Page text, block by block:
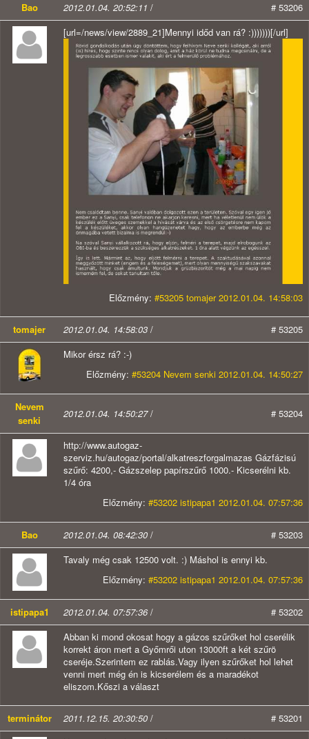
Bao 2012.01.04. 20:52:11 /
# 53206
[url=/news/view/2889_21]Mennyi időd van rá? :)))))))[/url]
Előzmény: #53205 tomajer 2012.01.04. 14:58:03
tomajer 2012.01.04. 14:58:03 /
# 53205
Mikor érsz rá? :-)
Előzmény: #53204 Nevem senki 2012.01.04. 14:50:27
Nevem
senki
2012.01.04. 14:50:27/ # 53204
http://www.autogaz-
szerviz.hu/autogaz/portal/alkatreszforgalmazas Gázfázisú
szűrő: 4200,- Gázszelep papírszűrő 1000.- Kicserélni kb.
1/4 óra
Előzmény: #53202 istipapa1 2012.01.04. 07:57:36
Bao 2012.01.04. 08:42:30 /
# 53203
Tavaly még csak 12500 volt. :) Máshol is ennyi kb.
Előzmény: #53202 istipapa1 2012.01.04. 07:57:36
istipapa1 2012.01.04. 07:57:36/
# 53202
Abban ki mond okosat hogy a gázos szűrőket hol cserélik
korrekt áron mert a Győmrői uton 13000ft a két szűrö
cseréje.Szerintem ez rablás.Vagy ilyen szűrőket hol lehet
venni mert még én is kicserélem és a maradékot
eliszom.Kőszi a választ
terminátor 2011.12.15. 20:30:50 /
# 53201